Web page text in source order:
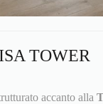
TOWER
accanto alla